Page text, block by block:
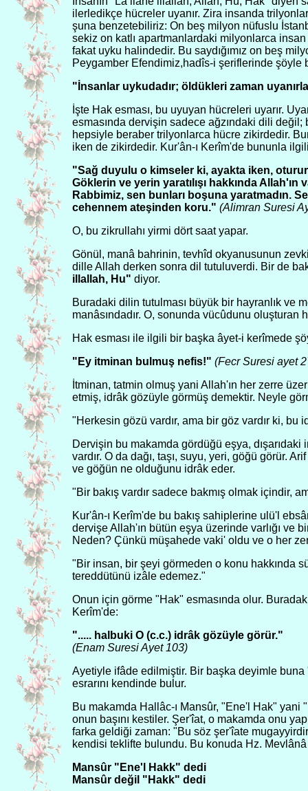
ilerledikçe hücreler uyanır. Zira insanda
şuna benzetebiliriz: On beş milyon nüfuslu
sekiz on katlı apartmanlardaki milyonlarca insan
fakat uyku halindedir. Bu saydığımız on beş
Peygamber Efendimiz,hadîs-i şeriflerinde şöyle
"İnsanlar uykudadır; öldükleri zaman
İşte Hak esması, bu uyuyan hücreleri uyarır.
esmasında dervişin sadece ağzındaki dili
hepsiyle beraber trilyonlarca hücre zikirdedir.
iken de zikirdedir. Kur'ân-ı Kerîm'de bununla
"Sağ duyulu o kimseler ki, ayakta iken,
Göklerin ve yerin yaratılışı hakkında
Rabbimiz, sen bunları boşuna yaratmadın.
cehennem ateşinden koru." (Alimran Suresi
O, bu zikrullahı yirmi dört saat yapar.
Gönül, manâ bahrinin, tevhîd okyanusunun
dille Allah derken sonra dil tutuluverdi. Bir de
illallah, Hu" diyor.
Buradaki dilin tutulması büyük bir hayranlık ve
manâsındadır. O, sonunda vücûdunu
Hak esması ile ilgili bir başka âyet-i kerîmede
"Ey itminan bulmuş nefis!" (Fecr Suresi ayet
İtminan, tatmin olmuş yani Allah'ın her zerre
etmiş, idrâk gözüyle görmüş demektir. Neyle
"Herkesin gözü vardır, ama bir göz vardır ki, bu
Dervişin bu makamda gördüğü eşya, dışarıdaki
vardır. O da dağı, taşı, suyu, yeri, göğü görür.
ve göğün ne olduğunu idrâk eder.
"Bir bakış vardır sadece bakmış olmak içindir,
Kur'ân-ı Kerîm'de bu bakış sahiplerine ulü'l
dervişe Allah'ın bütün eşya üzerinde varlığı ve
Neden? Çünkü müşahede vaki' oldu ve o her
"Bir insan, bir şeyi görmeden o konu hakkında
tereddütünü izâle edemez."
Onun için görme "Hak" esmasında olur.
Kerîm'de:
"..... halbuki O (c.c.) idrâk gözüyle görür."
(Enam Suresi Ayet 103)
Ayetiyle ifâde edilmiştir. Bir başka deyimle
esrarını kendinde bulur.
Bu makamda Hallâc-ı Mansûr, "Ene'l Hak" yani
onun başını kestiler. Şer'îat, o makamda onu
farka geldiği zaman: "Bu söz şer'îate
kendisi teklifte bulundu. Bu konuda Hz.
Mansûr "Ene'l Hakk" dedi
Mansûr değil "Hakk" dedi